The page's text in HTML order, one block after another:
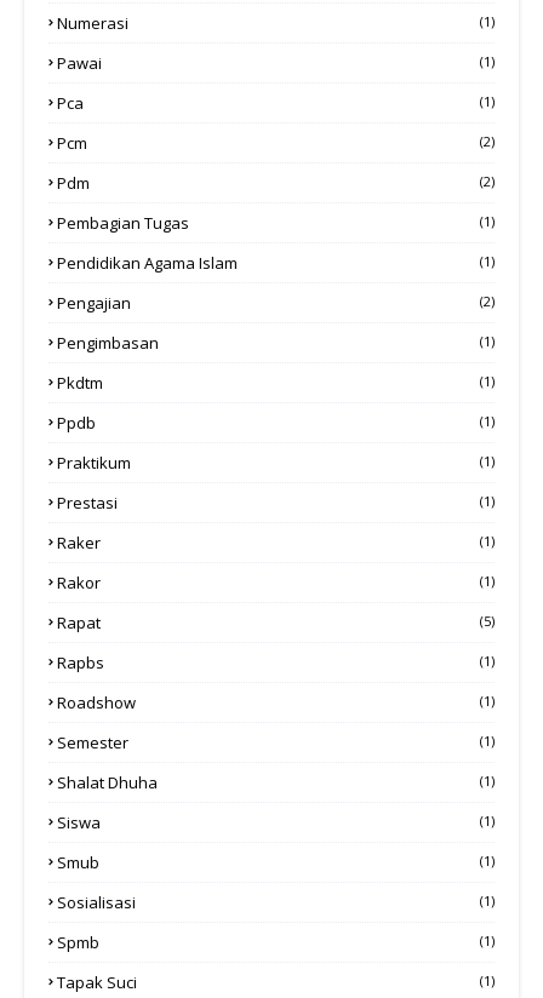
Numerasi (1)
Pawai (1)
Pca (1)
Pcm (2)
Pdm (2)
Pembagian Tugas (1)
Pendidikan Agama Islam (1)
Pengajian (2)
Pengimbasan (1)
Pkdtm (1)
Ppdb (1)
Praktikum (1)
Prestasi (1)
Raker (1)
Rakor (1)
Rapat (5)
Rapbs (1)
Roadshow (1)
Semester (1)
Shalat Dhuha (1)
Siswa (1)
Smub (1)
Sosialisasi (1)
Spmb (1)
Tapak Suci (1)